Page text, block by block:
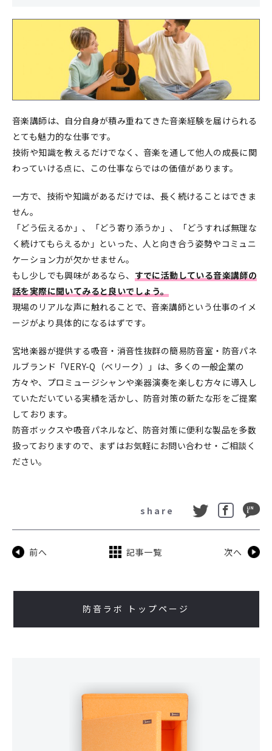
音楽講師は、自分自身が積み重ねてきた音楽経験を届けられる
とても魅力的な仕事です。
技術や知識を教えるだけでなく、音楽を通して他人の成長に関
わっていける点に、この仕事ならではの価値があります。
一方で、技術や知識があるだけでは、長く続けることはできま
せん。
「どう伝えるか」、「どう寄り添うか」、「どうすれば無理な
く続けてもらえるか」といった、人と向き合う姿勢やコミュニ
ケーション力が欠かせません。
もし少しでも興味があるなら、 すでに活動している音楽講師の
話を実際に聞いてみると良いでしょう。
現場のリアルな声に触れることで、音楽講師という仕事のイメ
ージがより具体的になるはずです。
宮地楽器が提供する吸音・消音性抜群の簡易防音室・防音パネ
ルブランド「VERY-Q（ベリーク）」は、多くの一般企業の
方々や、プロミュージシャンや楽器演奏を楽しむ方々に導入し
ていただいている実績を活かし、防音対策の新たな形をご提案
しております。
防音ボックスや吸音パネルなど、防音対策に便利な製品を多数
扱っておりますので、まずはお気軽にお問い合わせ・ご相談く
ださい。
share
前へ 記事一覧 次へ
防音ラボ トップページ